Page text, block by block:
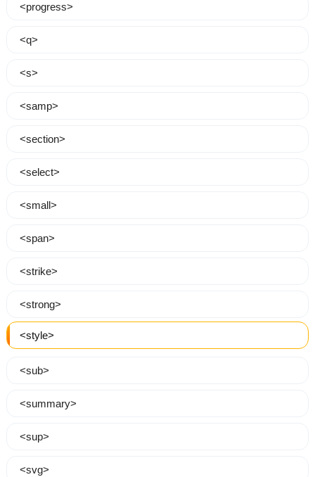
<progress>
<q>
<s>
<samp>
<section>
<select>
<small>
<span>
<strike>
<strong>
<style>
<sub>
<summary>
<sup>
<svg>